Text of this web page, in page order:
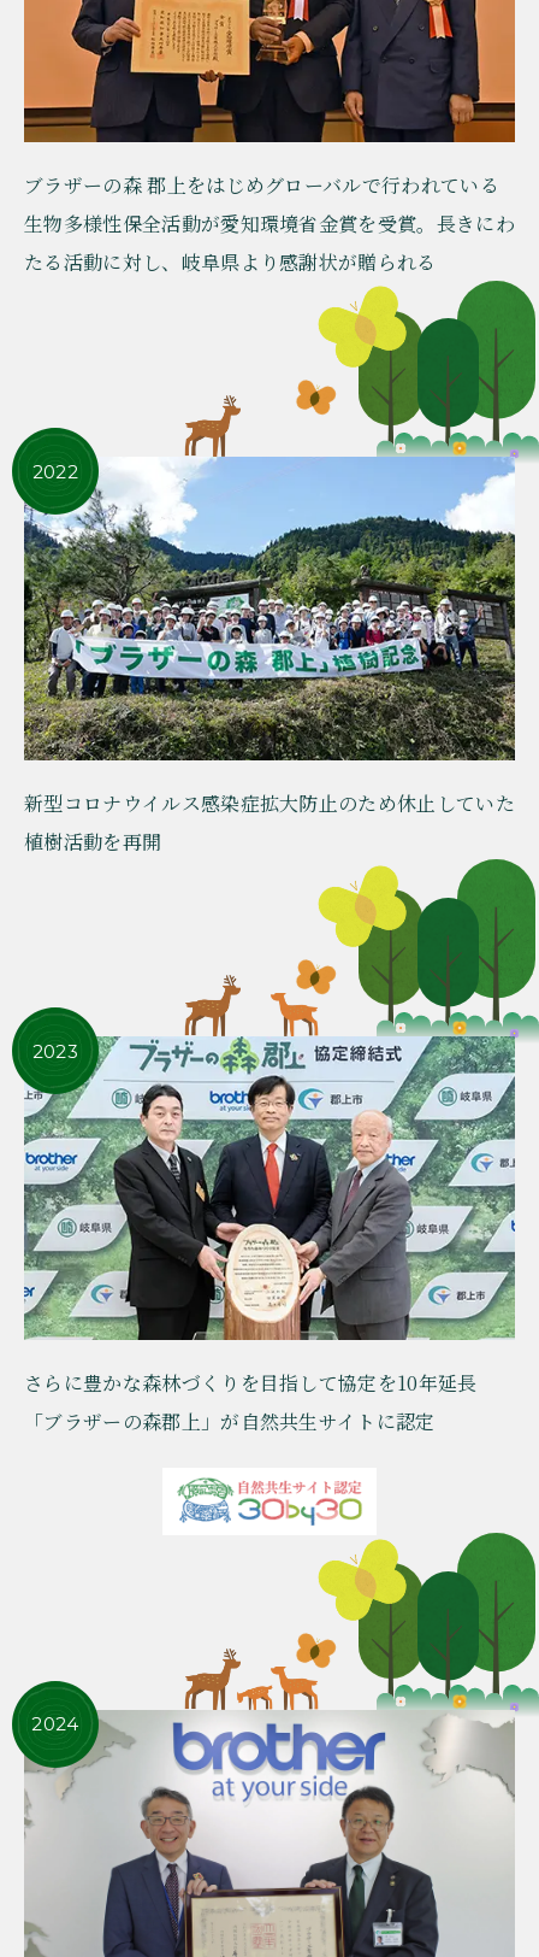
ブラザーの森 郡上をはじめグローバルで行われている
生物多様性保全活動が愛知環境省金賞を受賞。長きにわ
たる活動に対し、岐阜県より感謝状が贈られる
2022
新型コロナウイルス感染症拡大防止のため休止していた
植樹活動を再開
2023
さらに豊かな森林づくりを目指して協定を10年延長
「ブラザーの森郡上」が 自然共生サイト に認定
2024